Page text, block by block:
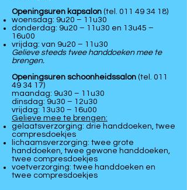
Openingsuren kapsalon (tel. 011 49 34 18)
woensdag: 9u20 – 11u30
donderdag: 9u20 – 11u30 en 13u45 –
16u00
vrijdag: van 9u20 – 11u30
Gelieve steeds twee handdoeken mee te
brengen.
Openingsuren schoonheidssalon (tel. 011
49 34 17)
maandag: 9u30 – 11u30
dinsdag: 9u30 – 12u30
vrijdag: 13u30 – 16u00
Gelieve mee te brengen:
gelaatsverzorging: drie handdoeken, twee
compresdoekjes
lichaamsverzorging: twee grote
handdoeken, twee gewone handdoeken,
twee compresdoekjes
voetverzorging: twee handdoeken en
twee compresdoekjes